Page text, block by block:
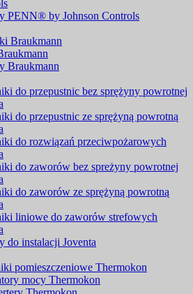
PENN® by Johnson Controls
Braukmann
Braukmann
do przepustnic bez sprężyny powrotnej
do przepustnic ze sprężyną powrotną
do rozwiązań przeciwpożarowych
do zaworów bez spreżyny powrotnej
do zaworów ze sprężyną powrotną
liniowe do zaworów strefowych
do instalacji Joventa
pomieszczeniowe Thermokon
mocy Thermokon